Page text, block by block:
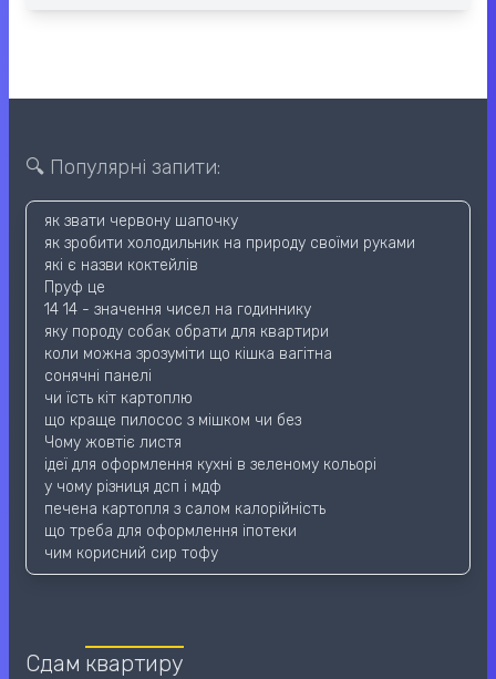
🔍 Популярні запити:
як звати червону шапочку
як зробити холодильник на природу своїми руками
які є назви коктейлів
Пруф це
14 14 - значення чисел на годиннику
яку породу собак обрати для квартири
коли можна зрозуміти що кішка вагітна
сонячні панелі
чи їсть кіт картоплю
що краще пилосос з мішком чи без
Чому жовтіє листя
ідеї для оформлення кухні в зеленому кольорі
у чому різниця дсп і мдф
печена картопля з салом калорійність
що треба для оформлення іпотеки
чим корисний сир тофу
Сдам квартиру